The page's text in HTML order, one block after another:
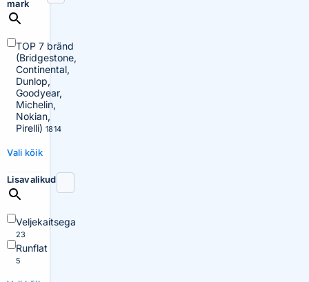
mark
TOP 7 bränd
(Bridgestone,
Continental,
Dunlop,
Goodyear,
Michelin,
Nokian,
Pirelli) 1814
Vali kõik
Lisavalikud
Veljekaitsega
23
Runflat
5